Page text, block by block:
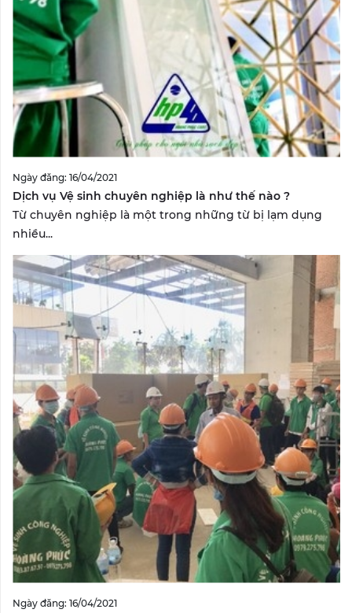
Ngày đăng: 16/04/2021
Dịch vụ Vệ sinh chuyên nghiệp là như thế nào ?
Từ chuyên nghiệp là một trong những từ bị lạm dụng
nhiều...
Ngày đăng: 16/04/2021